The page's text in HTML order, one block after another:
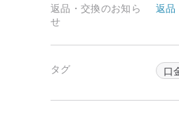
返品・交換のお知ら
せ
返品
タグ 口